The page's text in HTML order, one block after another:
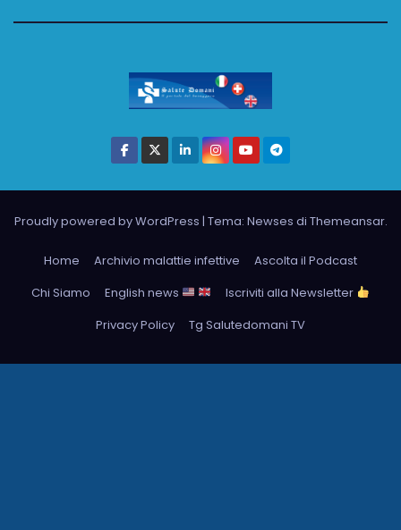
Proudly powered by WordPress | Tema: Newses di Themeansar.
Home Archivio malattie infettive
Ascolta il Podcast
Chi Siamo
English news
Iscriviti alla Newsletter
Privacy Policy
Tg Salutedomani TV